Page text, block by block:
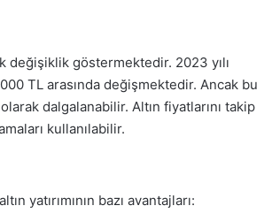
değişiklik göstermektedir. 2023 yılı
TL arasında değişmektedir. Ancak bu
dalgalanabilir. Altın fiyatlarını takip
kullanılabilir.
yatırımının bazı avantajları: